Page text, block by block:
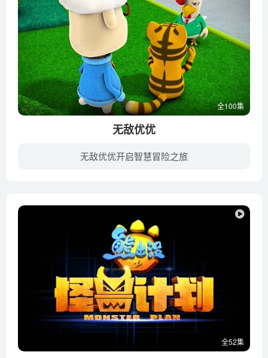
全100集
无敌优优
无敌优优开启智慧冒险之旅
全52集